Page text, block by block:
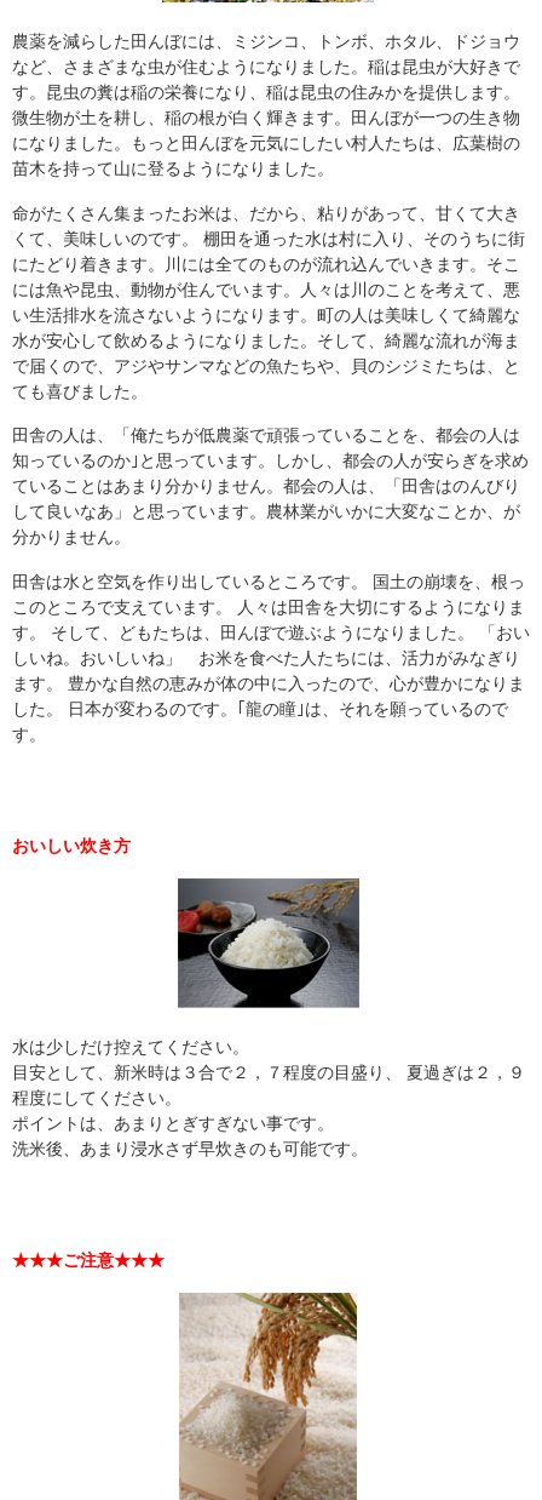
農薬を減らした田んぼには、ミジンコ、トンボ、ホタル、ドジョウ
など、さまざまな虫が住むようになりました。稲は昆虫が大好きで
す。昆虫の糞は稲の栄養になり、稲は昆虫の住みかを提供します。
微生物が土を耕し、稲の根が白く輝きます。田んぼが一つの生き物
になりました。もっと田んぼを元気にしたい村人たちは、広葉樹の
苗木を持って山に登るようになりました。
命がたくさん集まったお米は、だから、粘りがあって、甘くて大き
くて、美味しいのです。 棚田を通った水は村に入り、そのうちに街
にたどり着きます。川には全てのものが流れ込んでいきます。そこ
には魚や昆虫、動物が住んでいます。人々は川のことを考えて、悪
い生活排水を流さないようになります。町の人は美味しくて綺麗な
水が安心して飲めるようになりました。そして、綺麗な流れが海ま
で届くので、アジやサンマなどの魚たちや、貝のシジミたちは、と
ても喜びました。
田舎の人は、「俺たちが低農薬で頑張っていることを、都会の人は
知っているのか｣と思っています。しかし、都会の人が安らぎを求め
ていることはあまり分かりません。都会の人は、「田舎はのんびり
して良いなあ」と思っています。農林業がいかに大変なことか、が
分かりません。
田舎は水と空気を作り出しているところです。 国土の崩壊を、根っ
このところで支えています。 人々は田舎を大切にするようになりま
す。 そして、どもたちは、田んぼで遊ぶようになりました。 「おい
しいね。おいしいね」 お米を食べた人たちには、活力がみなぎり
ます。 豊かな自然の恵みが体の中に入ったので、心が豊かになりま
した。 日本が変わるのです。｢龍の瞳｣は、それを願っているので
す。
おいしい炊き方
水は少しだけ控えてください。
目安として、新米時は３合で２，７程度の目盛り、 夏過ぎは２，９
程度にしてください。
ポイントは、あまりとぎすぎない事です。
洗米後、あまり浸水さず早炊きのも可能です。
★★★ご注意★★★